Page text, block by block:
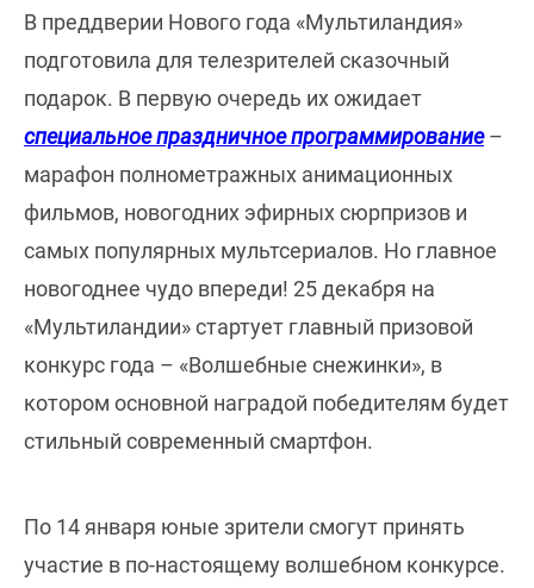
В преддверии Нового года «Мультиландия»
подготовила для телезрителей сказочный
подарок. В первую очередь их ожидает
специальное праздничное программирование–
марафон полнометражных анимационных
фильмов, новогодних эфирных сюрпризов и
самых популярных мультсериалов. Но главное
новогоднее чудо впереди! 25 декабря на
«Мультиландии» стартует главный призовой
конкурс года – «Волшебные снежинки», в
котором основной наградой победителям будет
стильный современный смартфон.
По 14 января юные зрители смогут принять
участие в по-настоящему волшебном конкурсе.